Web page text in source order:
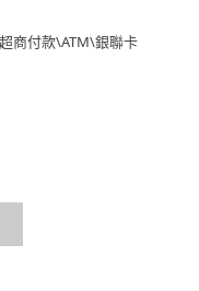
超商付款\ATM\銀聯卡